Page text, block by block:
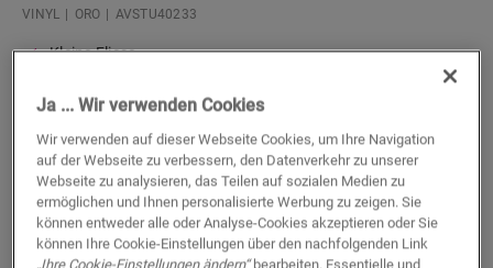
VINYL ORO AVSTU40233
Kleine Fliese
Authentische Steinoptik
Unterlage integriert
Wasserdicht
Einen Händler in Ihrer Nähe finden
Ja ... Wir verwenden Cookies
Wir verwenden auf dieser Webseite Cookies, um Ihre Navigation
auf der Webseite zu verbessern, den Datenverkehr zu unserer
Webseite zu analysieren, das Teilen auf sozialen Medien zu
ermöglichen und Ihnen personalisierte Werbung zu zeigen. Sie
können entweder alle oder Analyse-Cookies akzeptieren oder Sie
können Ihre Cookie-Einstellungen über den nachfolgenden Link
„Ihre Cookie-Einstellungen ändern“bearbeiten. Essentielle und